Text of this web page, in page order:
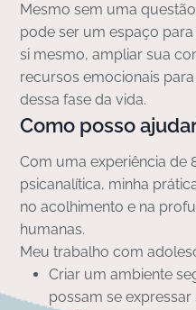
Mesmo sem uma
pode ser um espaço
si mesmo, ampliar sua
recursos emocionais
dessa fase da vida.
Como posso
Com uma experiência de
psicanalítica, minha
no acolhimento e na
humanas.
Meu trabalho com
Criar um ambiente
possam se